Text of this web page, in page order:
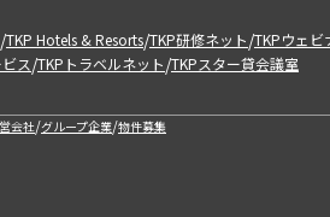
/TKP Hotels & Resorts/TKP研修ネット/TKPウェビ
ス/TKPトラベルネット/TKPスター貸会議室
会社/グループ企業/物件募集